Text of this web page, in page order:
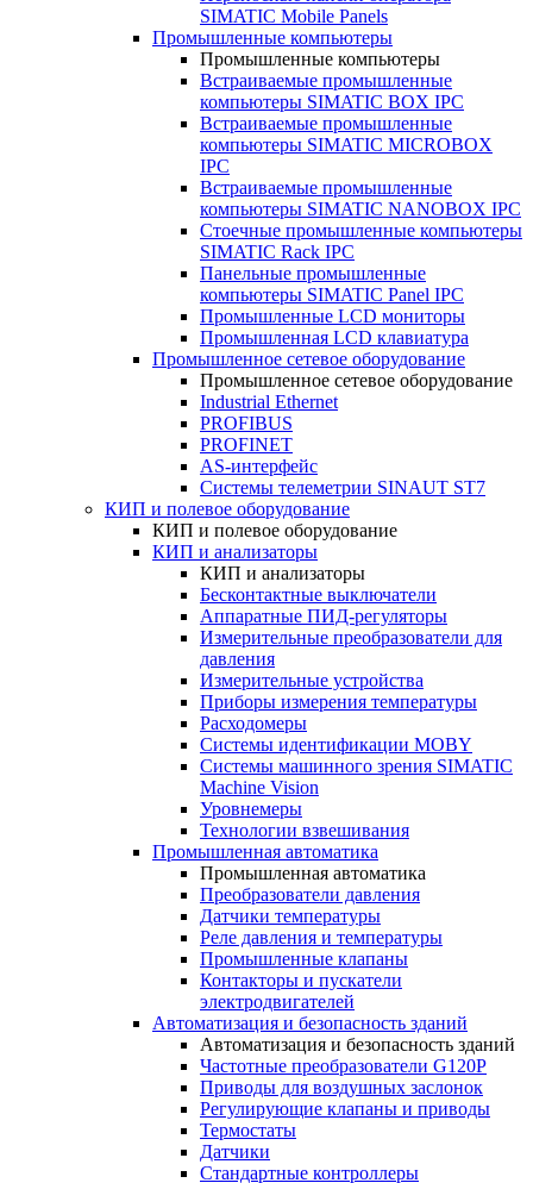
SIMATIC Mobile Panels
Промышленные компьютеры
Промышленные компьютеры
Встраиваемые промышленные
компьютеры SIMATIC BOX IPC
Встраиваемые промышленные
компьютеры SIMATIC MICROBOX
IPC
Встраиваемые промышленные
компьютеры SIMATIC NANOBOX IPC
Стоечные промышленные компьютеры
SIMATIC Rack IPC
Панельные промышленные
компьютеры SIMATIC Panel IPC
Промышленные LCD мониторы
Промышленная LCD клавиатура
Промышленное сетевое оборудование
Промышленное сетевое оборудование
Industrial Ethernet
PROFIBUS
PROFINET
AS-интерфейс
Системы телеметрии SINAUT ST7
КИП и полевое оборудование
КИП и полевое оборудование
КИП и анализаторы
КИП и анализаторы
Бесконтактные выключатели
Аппаратные ПИД-регуляторы
Измерительные преобразователи для
давления
Измерительные устройства
Приборы измерения температуры
Расходомеры
Системы идентификации MOBY
Системы машинного зрения SIMATIC
Machine Vision
Уровнемеры
Технологии взвешивания
Промышленная автоматика
Промышленная автоматика
Преобразователи давления
Датчики температуры
Реле давления и температуры
Промышленные клапаны
Контакторы и пускатели
электродвигателей
Автоматизация и безопасность зданий
Автоматизация и безопасность зданий
Частотные преобразователи G120P
Приводы для воздушных заслонок
Регулирующие клапаны и приводы
Термостаты
Датчики
Стандартные контроллеры